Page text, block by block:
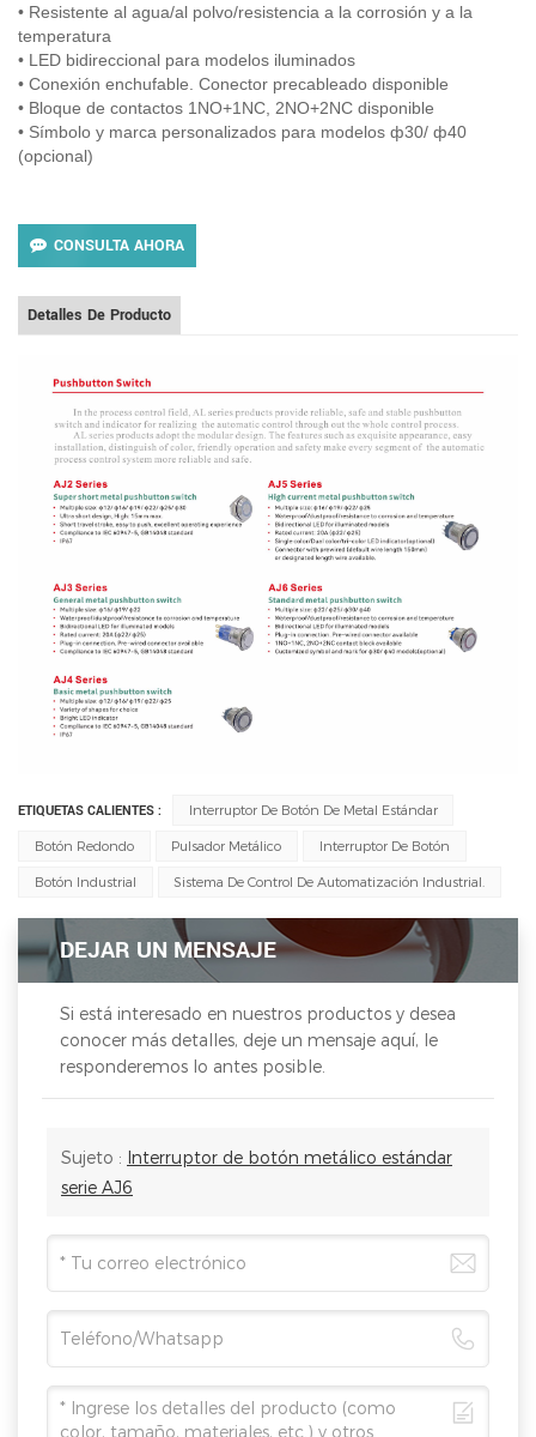
• Resistente al agua/al polvo/resistencia a la corrosión y a la
temperatura
• LED bidireccional para modelos iluminados
• Conexión enchufable. Conector precableado disponible
• Bloque de contactos 1NO+1NC, 2NO+2NC disponible
• Símbolo y marca personalizados para modelos ф30/ ф40
(opcional)
CONSULTA AHORA
Detalles De Producto
ETIQUETAS CALIENTES : Interruptor De Botón De Metal Estándar
Botón Redondo Pulsador Metálico Interruptor De Botón
Botón Industrial Sistema De Control De Automatización Industrial.
DEJAR UN MENSAJE
Si está interesado en nuestros productos y desea
conocer más detalles, deje un mensaje aquí, le
responderemos lo antes posible.
Sujeto : Interruptor de botón metálico estándar
serie AJ6